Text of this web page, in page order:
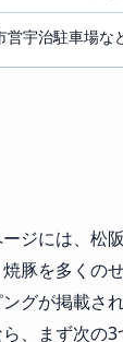
営宇治駐車場な
ジには、松
豚を多くの
グが掲載さ
、まず次の